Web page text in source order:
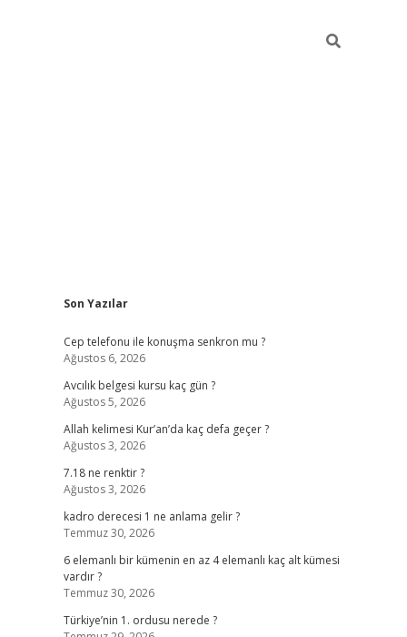
Sidebar
Son Yazılar
Cep telefonu ile konuşma senkron mu ?
Ağustos 6, 2026
Avcılık belgesi kursu kaç gün ?
Ağustos 5, 2026
Allah kelimesi Kur’an’da kaç defa geçer ?
Ağustos 3, 2026
7.18 ne renktir ?
Ağustos 3, 2026
kadro derecesi 1 ne anlama gelir ?
Temmuz 30, 2026
6 elemanlı bir kümenin en az 4 elemanlı kaç alt kümesi
vardır ?
Temmuz 30, 2026
Türkiye’nin 1. ordusu nerede ?